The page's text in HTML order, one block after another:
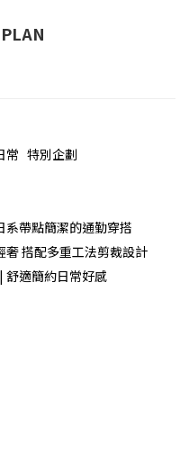
常 特別企劃
帶點簡潔的通勤穿搭
奢 搭配多重工法剪裁設計
| 舒適簡約日常好感